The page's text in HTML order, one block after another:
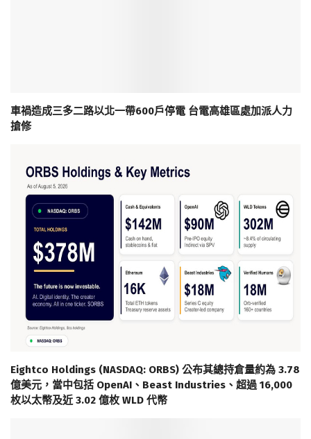
車禍造成三多二路以北一帶600戶停電 台電高雄區處加派人力
搶修
Eightco Holdings (NASDAQ: ORBS) 公布其總持倉量約為 3.78
億美元，當中包括 OpenAI、Beast Industries、超過 16,000
枚以太幣及近 3.02 億枚 WLD 代幣